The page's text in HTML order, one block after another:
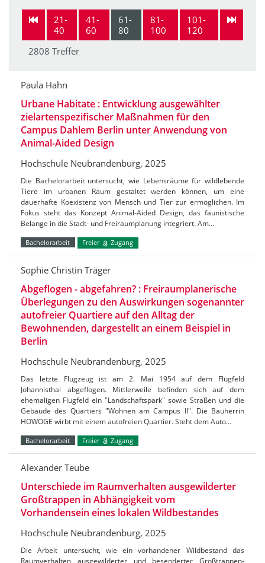
21-
40
41-
60
61-
80
81-
100
101-
120
2808 Treffer
Paula Hahn
Urbane Habitate : Entwicklung ausgewählter
zielartenspezifischer Maßnahmen für den
Campus Dahlem Berlin unter Anwendung von
Animal-Aided Design
Hochschule Neubrandenburg, 2025
Die Bachelorarbeit untersucht, wie Lebensräume für wildlebende
Tiere im urbanen Raum gestaltet werden können, um eine
dauerhafte Koexistenz von Mensch und Tier zur ermöglichen. Im
Fokus steht das Konzept Animal-Aided Design, das faunistische
Belange in die Stadt- und Freiraumplanung integriert. Am…
Bachelorarbeit Freier Zugang
Sophie Christin Träger
Abgeflogen - abgefahren? : Freiraumplanerische
Überlegungen zu den Auswirkungen sogenannter
autofreier Quartiere auf den Alltag der
Bewohnenden, dargestellt an einem Beispiel in
Berlin
Hochschule Neubrandenburg, 2025
Das letzte Flugzeug ist am 2. Mai 1954 auf dem Flugfeld
Johannisthal abgeflogen. Mittlerweile befinden sich auf dem
ehemaligen Flugfeld ein "Landschaftspark" sowie Straßen und die
Gebäude des Quartiers "Wohnen am Campus II". Die Bauherrin
HOWOGE wirbt mit einem autofreien Quartier. Steht dem Auto…
Bachelorarbeit Freier Zugang
Alexander Teube
Unterschiede im Raumverhalten ausgewilderter
Großtrappen in Abhängigkeit vom
Vorhandensein eines lokalen Wildbestandes
Hochschule Neubrandenburg, 2025
Die Arbeit untersucht, wie ein vorhandener Wildbestand das
Raumverhalten ausgewilderter und besenderter Großtrappen-